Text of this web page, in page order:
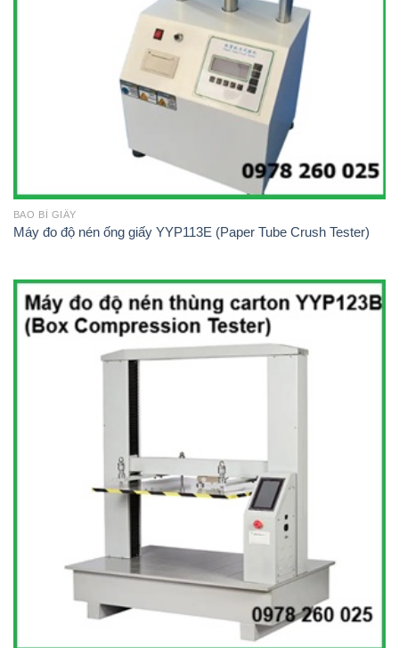
BAO BÌ GIẤY
Máy đo độ nén ống giấy YYP113E (Paper Tube Crush Tester)